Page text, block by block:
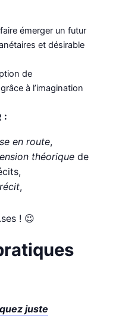
émerger un futur
et désirable
de
à l’imagination
:
en route,
théorique de
,
! 😉
juste